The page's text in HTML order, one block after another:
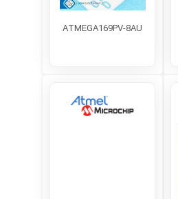
ATMEGA169PV-8AU